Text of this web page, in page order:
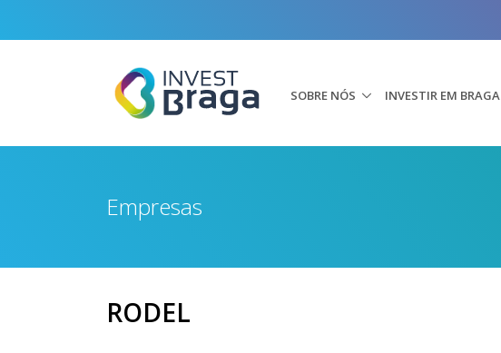
SOBRE NÓS INVESTIR EM BRAGA
Empresas
RODEL